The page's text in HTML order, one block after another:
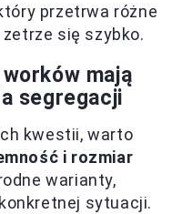
przetrwa różne
się szybko.
mają
segregacji
kwestii, warto
i rozmiar
warianty,
sytuacji.